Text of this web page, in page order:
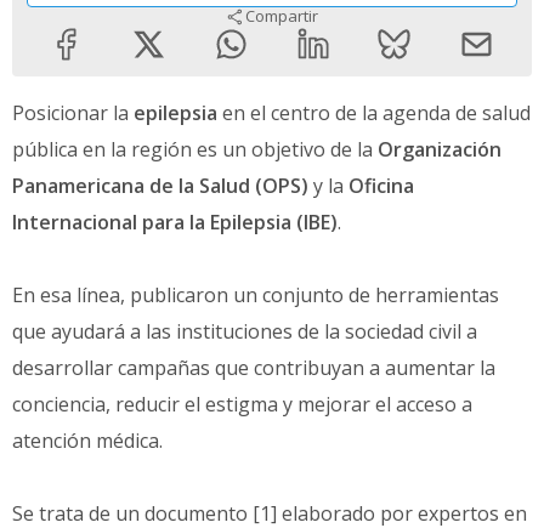
Compartir
Posicionar la epilepsia en el centro de la agenda de salud
pública en la región es un objetivo de la Organización
Panamericana de la Salud (OPS) y la Oficina
Internacional para la Epilepsia (IBE).
En esa línea, publicaron un conjunto de herramientas
que ayudará a las instituciones de la sociedad civil a
desarrollar campañas que contribuyan a aumentar la
conciencia, reducir el estigma y mejorar el acceso a
atención médica.
Se trata de un documento [1] elaborado por expertos en